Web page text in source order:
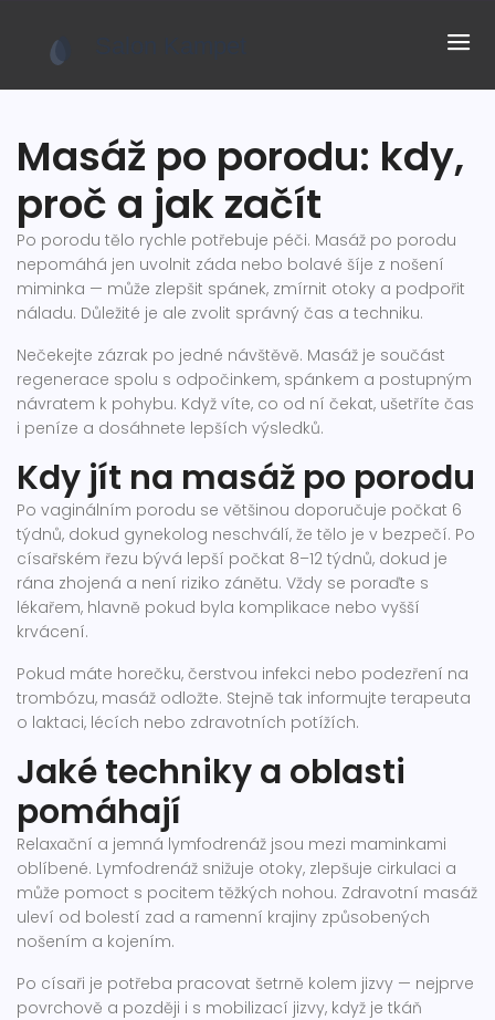
Masáž po porodu: kdy,
proč a jak začít
Po porodu tělo rychle potřebuje péči. Masáž po porodu
nepomáhá jen uvolnit záda nebo bolavé šíje z nošení
miminka — může zlepšit spánek, zmírnit otoky a podpořit
náladu. Důležité je ale zvolit správný čas a techniku.
Nečekejte zázrak po jedné návštěvě. Masáž je součást
regenerace spolu s odpočinkem, spánkem a postupným
návratem k pohybu. Když víte, co od ní čekat, ušetříte čas
i peníze a dosáhnete lepších výsledků.
Kdy jít na masáž po porodu
Po vaginálním porodu se většinou doporučuje počkat 6
týdnů, dokud gynekolog neschválí, že tělo je v bezpečí. Po
císařském řezu bývá lepší počkat 8–12 týdnů, dokud je
rána zhojená a není riziko zánětu. Vždy se poraďte s
lékařem, hlavně pokud byla komplikace nebo vyšší
krvácení.
Pokud máte horečku, čerstvou infekci nebo podezření na
trombózu, masáž odložte. Stejně tak informujte terapeuta
o laktaci, lécích nebo zdravotních potížích.
Jaké techniky a oblasti
pomáhají
Relaxační a jemná lymfodrenáž jsou mezi maminkami
oblíbené. Lymfodrenáž snižuje otoky, zlepšuje cirkulaci a
může pomoct s pocitem těžkých nohou. Zdravotní masáž
uleví od bolestí zad a ramenní krajiny způsobených
nošením a kojením.
Po císaři je potřeba pracovat šetrně kolem jizvy — nejprve
povrchově a později i s mobilizací jizvy, když je tkáň